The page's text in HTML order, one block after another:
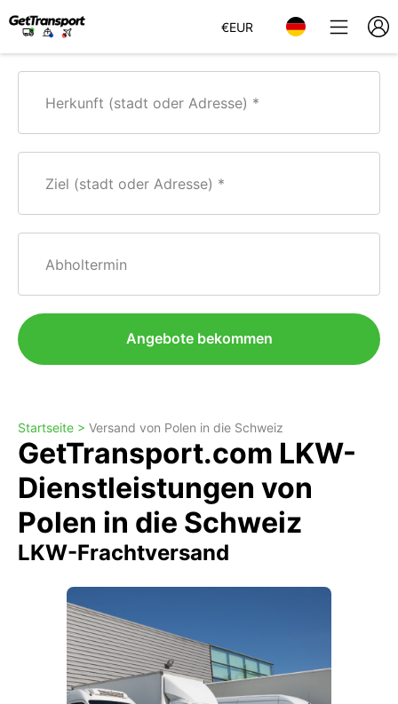
€EUR
Herkunft (stadt oder Adresse)
Ziel (stadt oder Adresse)
Abholtermin
Angebote bekommen
Startseite > Versand von Polen in die Schweiz
GetTransport.com LKW-
Dienstleistungen von
Polen in die Schweiz
LKW-Frachtversand